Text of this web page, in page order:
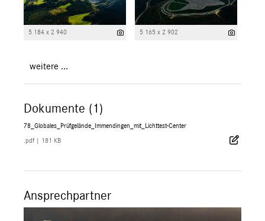
5 184 x 2 940 5 165 x 2 902
weitere ...
Dokumente (1)
78_Globales_Prüfgelände_Immendingen_mit_Lichttest-Center
.pdf 181 KB
Ansprechpartner